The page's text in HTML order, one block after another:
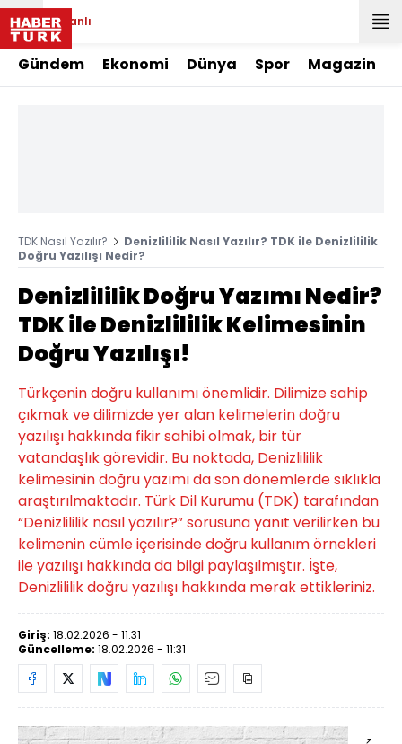
Canlı
Gündem Ekonomi Dünya Spor Magazin
TDK Nasıl Yazılır?
Denizlililik Nasıl Yazılır? TDK ile Denizlililik
Doğru Yazılışı Nedir?
Denizlililik Doğru Yazımı Nedir?
TDK ile Denizlililik Kelimesinin
Doğru Yazılışı!
Türkçenin doğru kullanımı önemlidir. Dilimize sahip
çıkmak ve dilimizde yer alan kelimelerin doğru
yazılışı hakkında fikir sahibi olmak, bir tür
vatandaşlık görevidir. Bu noktada, Denizlililik
kelimesinin doğru yazımı da son dönemlerde sıklıkla
araştırılmaktadır. Türk Dil Kurumu (TDK) tarafından
“Denizlililik nasıl yazılır?” sorusuna yanıt verilirken bu
kelimenin cümle içerisinde doğru kullanım örnekleri
ile yazılışı hakkında da bilgi paylaşılmıştır. İşte,
Denizlililik doğru yazılışı hakkında merak ettikleriniz.
Giriş: 18.02.2026 - 11:31
Güncelleme: 18.02.2026 - 11:31